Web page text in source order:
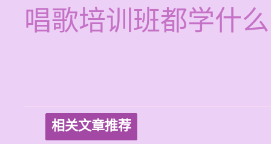
唱歌培训班都学什么
相关文章推荐